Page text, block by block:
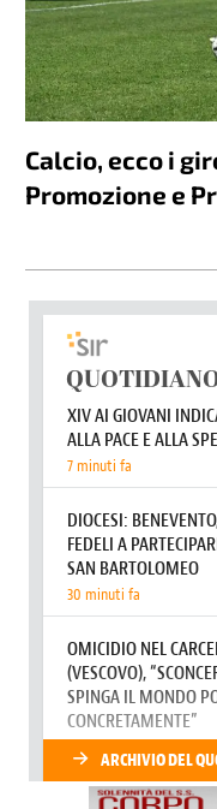
Calcio, ecco i
Promozione e